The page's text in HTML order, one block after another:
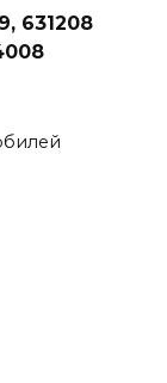
631208